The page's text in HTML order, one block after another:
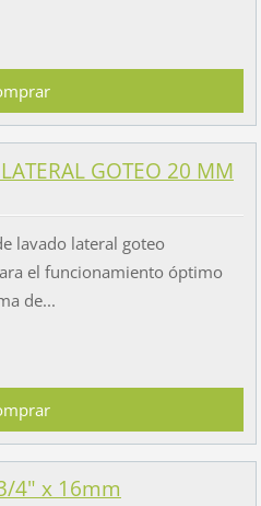
GOTEO 20 MM
lavado lateral goteo
el funcionamiento óptimo
de...
4" x 16mm